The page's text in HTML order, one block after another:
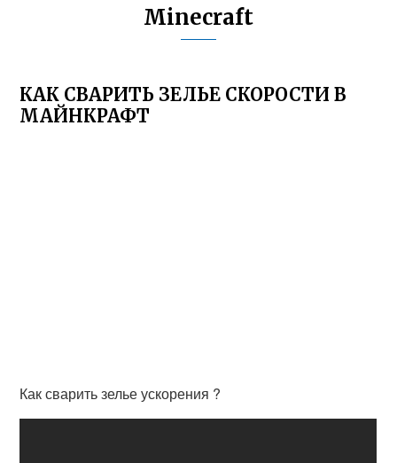
Minecraft
КАК СВАРИТЬ ЗЕЛЬЕ СКОРОСТИ В
МАЙНКРАФТ
Как сварить зелье ускорения ?